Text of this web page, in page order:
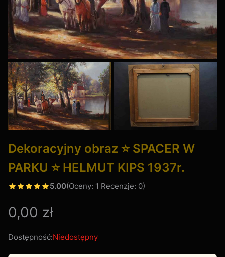
Dekoracyjny obraz ⭐ SPACER W
PARKU ⭐ HELMUT KIPS 1937r.
5.00(Oceny: 1 Recenzje: 0)
Cena
0,00 zł
Dostępność:Niedostępny